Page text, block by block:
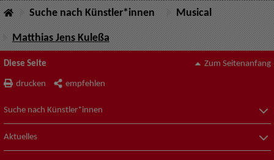
Suche nach Künstler*innen Musical
Matthias Jens Kuleßa
Diese Seite
drucken empfehlen
Zum Seitenanfang
Suche nach Künstler*innen
Aktuelles